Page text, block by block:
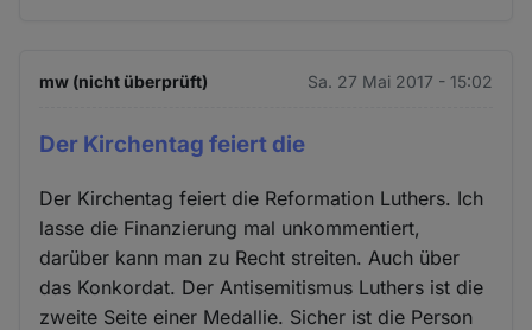
mw (nicht überprüft) Sa. 27 Mai 2017 - 15:02
Der Kirchentag feiert die
Der Kirchentag feiert die Reformation Luthers. Ich
lasse die Finanzierung mal unkommentiert,
darüber kann man zu Recht streiten. Auch über
das Konkordat. Der Antisemitismus Luthers ist die
zweite Seite einer Medallie. Sicher ist die Person